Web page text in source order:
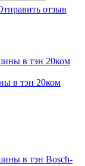
отзыв
в тэн 20ком